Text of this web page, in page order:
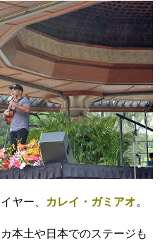
ヤー、 カレイ・ガミアオ。
本土や日本でのステージも